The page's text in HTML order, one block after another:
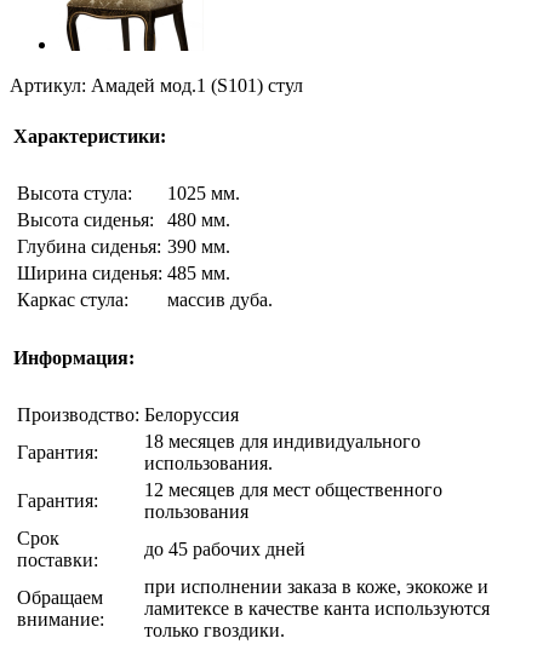
Артикул: Амадей мод.1 (S101) стул
Характеристики:
Высота стула:
1025 мм.
Высота сиденья:
480 мм.
Глубина сиденья: 390 мм.
Ширина сиденья: 485 мм.
Каркас стула:
массив дуба.
Информация:
Производство: Белоруссия
Гарантия:
18 месяцев для индивидуального
использования.
Гарантия:
12 месяцев для мест общественного
пользования
Срок
поставки:
до 45 рабочих дней
Обращаем
внимание:
при исполнении заказа в коже, экокоже и
ламитексе в качестве канта используются
только гвоздики.